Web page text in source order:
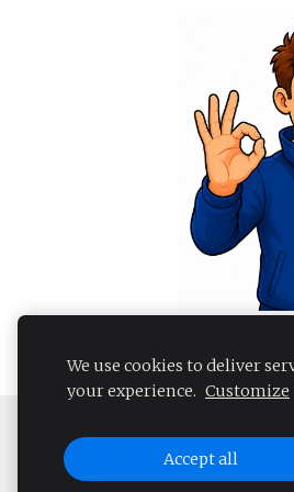
We use cookies to deliver
your experience. Customize
Accept all